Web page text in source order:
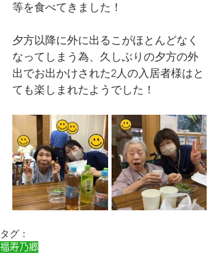
等を食べてきました！
夕方以降に外に出るこがほとんどなく
なってしまう為、久しぶりの夕方の外
出でお出かけされた2人の入居者様はと
ても楽しまれたようでした！
タグ：
福寿乃郷